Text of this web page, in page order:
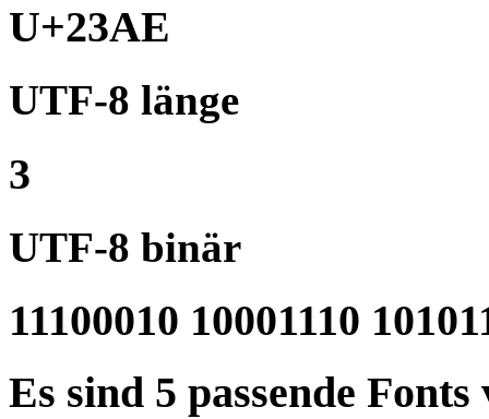
U+23AE
UTF-8 länge
3
UTF-8 binär
11100010 10001110
Es sind 5 passende